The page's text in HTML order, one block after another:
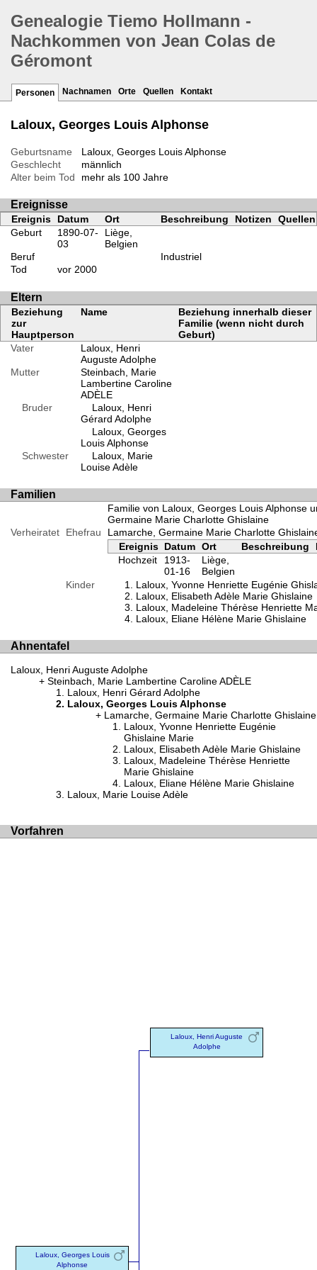
Genealogie Tiemo Hollmann -
Nachkommen von Jean Colas de
Géromont
Personen Nachnamen Orte Quellen Kontakt
Laloux, Georges Louis Alphonse
Geburtsname
Laloux, Georges Louis Alphonse
Geschlecht
männlich
Alter beim Tod
mehr als 100 Jahre
Ereignisse
Ereignis Datum Ort Beschreibung Notizen
Quellen
Geburt
1890-07-
03
Liège,
Belgien
Beruf
Industriel
Tod
vor 2000
Eltern
Beziehung
zur
Hauptperson
Name
Beziehung innerhalb dieser
Familie (wenn nicht durch
Geburt)
Vater
Laloux, Henri
Auguste Adolphe
Mutter
Steinbach, Marie
Lambertine Caroline
ADÈLE
Bruder
Laloux, Henri
Gérard Adolphe
Laloux, Georges
Louis Alphonse
Schwester
Laloux, Marie
Louise Adèle
Familien
Familie von Laloux, Georges Louis Alphonse
Germaine Marie Charlotte Ghislaine
Verheiratet
Ehefrau
Lamarche, Germaine Marie Charlotte
Ereignis Datum Ort Beschreibung
Hochzeit
1913-
01-16
Liège,
Belgien
Kinder
Laloux, Yvonne Henriette Eugénie
Laloux, Elisabeth Adèle Marie Ghislaine
Laloux, Madeleine Thérèse Henriette
Laloux, Eliane Hélène Marie Ghislaine
Ahnentafel
Laloux, Henri Auguste Adolphe
Steinbach, Marie Lambertine Caroline ADÈLE
Laloux, Henri Gérard Adolphe
Laloux, Georges Louis Alphonse
Lamarche, Germaine Marie Charlotte Ghislaine
Laloux, Yvonne Henriette Eugénie
Ghislaine Marie
Laloux, Elisabeth Adèle Marie Ghislaine
Laloux, Madeleine Thérèse Henriette
Marie Ghislaine
Laloux, Eliane Hélène Marie Ghislaine
Laloux, Marie Louise Adèle
Vorfahren
Laloux, Georges Louis
Alphonse
Laloux, Henri Auguste
Adolphe